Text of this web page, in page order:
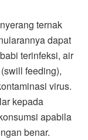
ternak
dapat
terinfeksi, air
feeding),
virus.
kepada
apabila
benar.